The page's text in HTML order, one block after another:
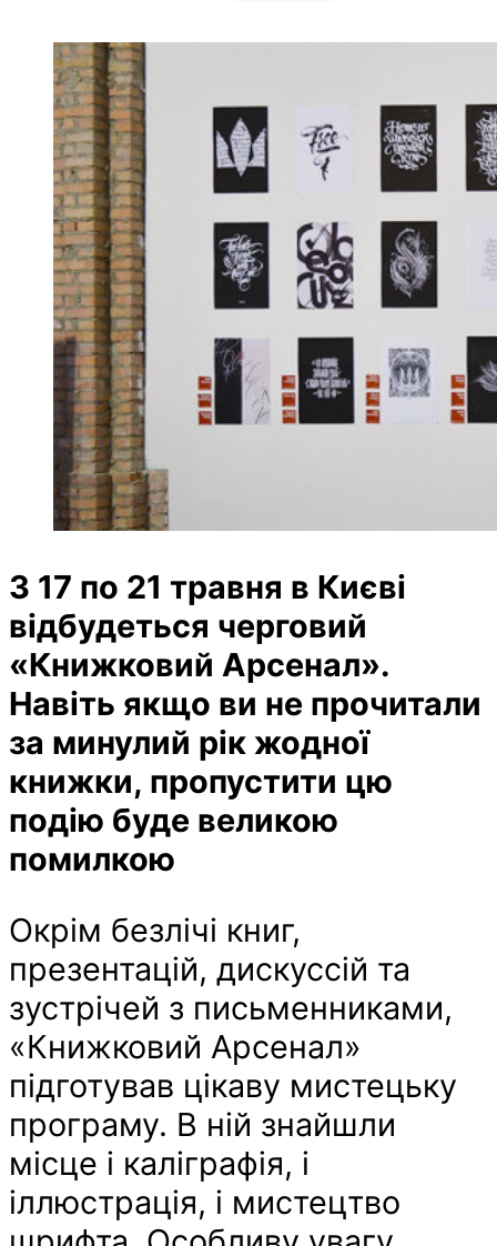
Книжковий
2017
З 17 по 21 травня в Києві
відбудеться черговий
«Книжковий Арсенал».
Навіть якщо ви не прочитали
за минулий рік жодної
книжки, пропустити цю
подію буде великою
помилкою
Окрім безлічі книг,
презентацій, дискуссій та
зустрічей з письменниками,
«Книжковий Арсенал»
підготував цікаву мистецьку
програму. В ній знайшли
місце і каліграфія, і
іллюстрація, і мистецтво